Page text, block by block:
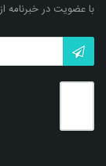
با عضویت در